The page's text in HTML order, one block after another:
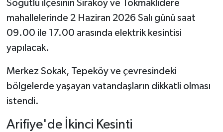
Söğütlü ilçesinin Sıraköy ve Tokmaklıdere
mahallelerinde 2 Haziran 2026 Salı günü saat
09.00 ile 17.00 arasında elektrik kesintisi
yapılacak.
Merkez Sokak, Tepeköy ve çevresindeki
bölgelerde yaşayan vatandaşların dikkatli olması
istendi.
Arifiye'de İkinci Kesinti